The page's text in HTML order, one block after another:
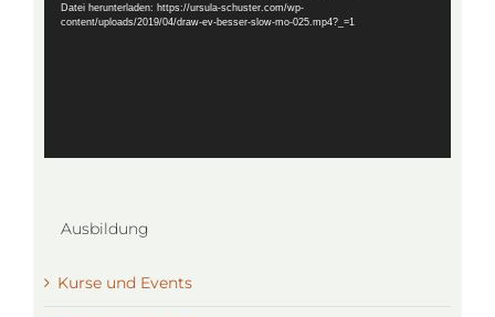
Datei herunterladen: https://ursula-schuster.com/wp-
content/uploads/2019/04/draw-ev-besser-slow-mo-025.mp4?_=1
Ausbildung
Kurse und Events